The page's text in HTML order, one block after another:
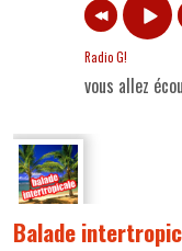
Radio G!
vous allez
Balade